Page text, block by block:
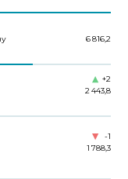
6 816,2
2 443,8
+2
1 788,3
-1